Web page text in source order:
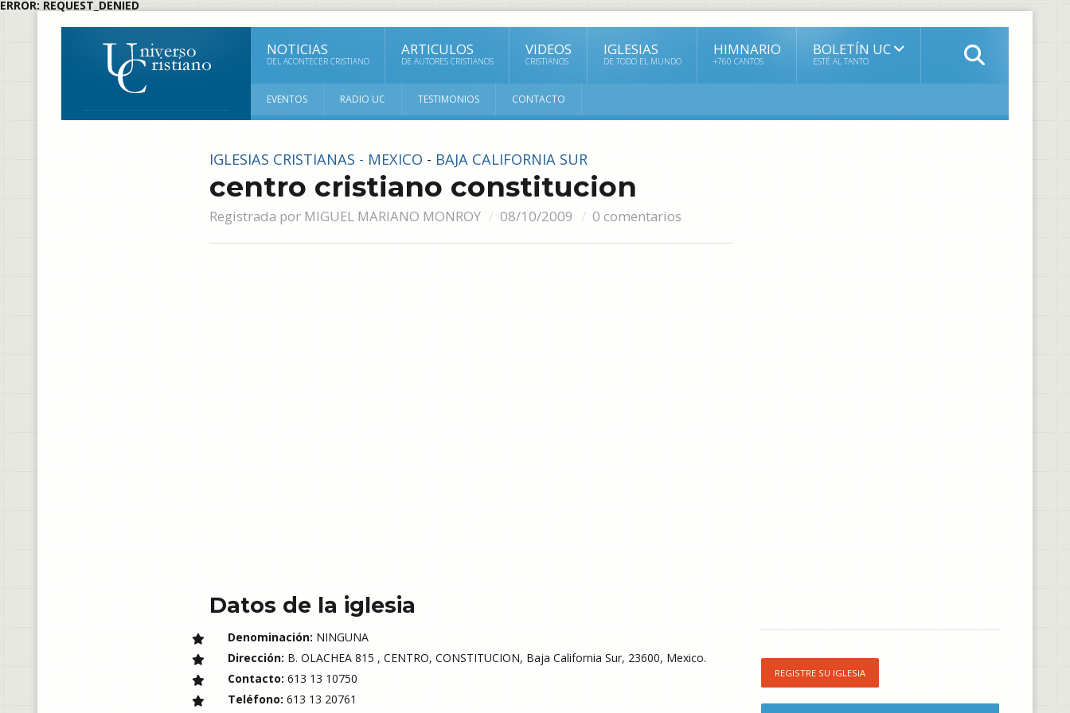
ERROR: REQUEST_DENIED
NOTICIAS
DEL ACONTECER CRISTIANO
ARTICULOS
DE AUTORES CRISTIANOS
VIDEOS
CRISTIANOS
IGLESIAS
DE TODO EL MUNDO
HIMNARIO
+760 CANTOS
BOLETÍN UC
ESTÉ AL TANTO
EVENTOS RADIO UC TESTIMONIOS CONTACTO
IGLESIAS CRISTIANAS - MEXICO - BAJA CALIFORNIA SUR
centro cristiano constitucion
Registrada por MIGUEL MARIANO MONROY 08/10/2009 0 comentarios
Datos de la iglesia
Denominación: NINGUNA
Dirección: B. OLACHEA 815 , CENTRO, CONSTITUCION, Baja California Sur, 23600, Mexico.
Contacto: 613 13 10750
Teléfono: 613 13 20761
REGISTRE SU IGLESIA